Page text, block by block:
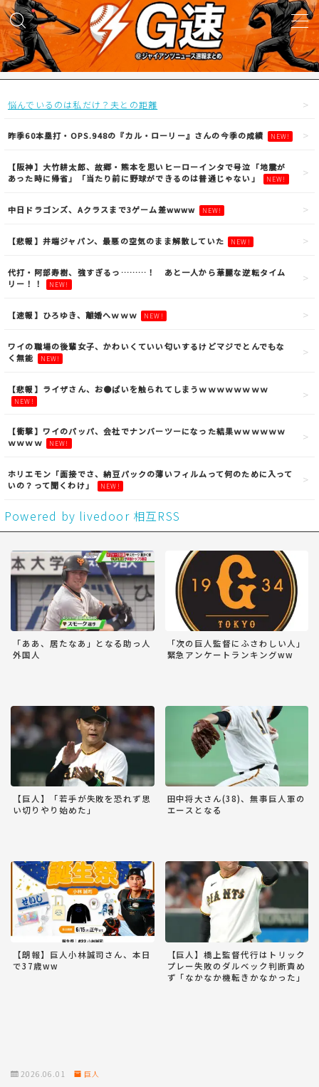
MENU
得点映像
試合結果
議論・雑談
悩んでいるのは私だけ？夫との距離
昨季60本塁打・OPS.948の『カル・ローリー』さんの今季の成績 NEW!
【阪神】大竹耕太郎、故郷・熊本を思いヒーローインタで号泣「地震が
あった時に帰省」「当たり前に野球ができるのは普通じゃない」
NEW!
中日ドラゴンズ、Aクラスまで3ゲーム差wwww NEW!
【悲報】井端ジャパン、最悪の空気のまま解散していた NEW!
代打・阿部寿樹、強すぎるっ………！ あと一人から華麗な逆転タイム
リー！！
NEW!
【速報】ひろゆき、離婚へｗｗｗ NEW!
ワイの職場の後輩女子、かわいくていい匂いするけどマジでとんでもな
く無能
NEW!
【悲報】ライザさん、お●ぱいを触られてしまうｗｗｗｗｗｗｗｗ
NEW!
【衝撃】ワイのパッパ、会社でナンバーツーになった結果ｗｗｗｗｗｗ
ｗｗｗｗ
NEW!
ホリエモン「面接でさ、納豆パックの薄いフィルムって何のために入って
いの？って聞くわけ」
NEW!
Powered by livedoor 相互RSS
「ああ、居たなあ」となる助っ人
外国人
「次の巨人監督にふさわしい人」
緊急アンケートランキングww
【巨人】「若手が失敗を恐れず思
い切りやり始めた」
田中将大さん(38)、無事巨人軍の
エースとなる
【朗報】巨人小林誠司さん、本日
で37歳ww
【巨人】橋上監督代行はトリック
プレー失敗のダルベック判断責め
ず「なかなか機転きかなかった」
2026.06.01 巨人